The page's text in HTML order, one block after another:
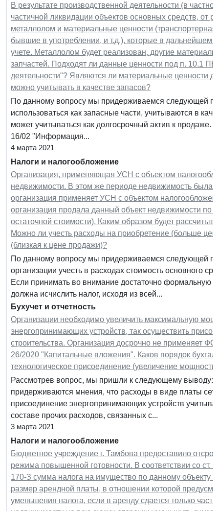
В результате производственной деятельности (в
частичной ликвидации объектов основных средств, от
металлолом и материальные ценности
бывшие в употреблении, и т.д.), которые в дальнейшем
учете. Металлолом будет реализован, другие
запчастей. Подходят ли данные ценности под п. 10.1
деятельности"? Являются ли материальные ценности
можно учитывать в качестве запасов?
По данному вопросу мы придерживаемся следующей
использоваться как запасные части, учитываются в
может учитываться как долгосрочный актив к
16/02 "Информация...
4 марта 2021
Налоги и налогообложение
Организация, применяющая УСН с объектом
недвижимости. В этом же периоде недвижимость была
организация применяет УСН с объектом
организация продала данный объект недвижимости по
остаточной стоимости). Каким образом будет
Можно ли учесть расходы на приобретение (больше
(близкая к цене продажи)?
По данному вопросу мы придерживаемся следующей
организации учесть в расходах стоимость основного
Если принимать во внимание достаточно формальную
должна исчислить налог, исходя из всей...
Бухучет и отчетность
Организации необходимо увеличить максимальную
энергопринимающих устройств, так осуществить
строительства. Организация досрочно не применяет
26/2020 "Капитальные вложения". Каков порядок
технологическое присоединение (увеличение
Рассмотрев вопрос, мы пришли к следующему
придерживаются мнения, что расходы в виде платы
присоединение энергопринимающих устройств
составе прочих расходов, связанных с...
3 марта 2021
Налоги и налогообложение
Бюджетное учреждение г. Тамбова предоставило
режима повышенной готовности. В соответствии со ст.
170-З сумма налога на имущество по данному объекту
размер арендной платы, в отношении которой
уменьшения налога, если в аренду сдается только